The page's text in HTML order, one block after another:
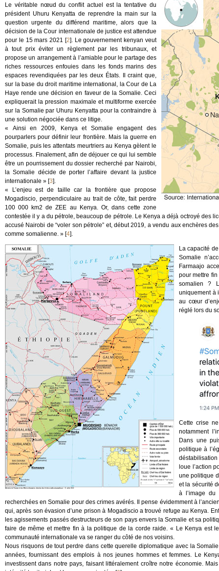
Le véritable nœud du conflit actuel est la tentative du
président Uhuru Kenyatta de reprendre la main sur la
question urgente du différend maritime, alors que la
décision de la Cour internationale de justice est attendue
pour le 15 mars 2021 [2]. Le gouvernement kenyan veut
à tout prix éviter un règlement par les tribunaux, et
propose un arrangement à l’amiable pour le partage des
riches ressources enfouies dans les fonds marins des
espaces revendiquées par les deux États. Il craint que,
sur la base du droit maritime international, la Cour de La
Haye rende une décision en faveur de la Somalie. Ceci
expliquerait la pression maximale et multiforme exercée
sur la Somalie par Uhuru Kenyatta pour la contraindre à
une solution négociée dans ce litige.
« Ainsi en 2009, Kenya et Somalie engagent des
pourparlers pour définir leur frontière. Mais la guerre en
Somalie, puis les attentats meurtriers au Kenya gèlent le
processus. Finalement, afin de déjouer ce qui lui semble
être un pourrissement du dossier recherché par Nairobi,
la Somalie décide de porter l’affaire devant la justice
internationale » [3].
« L’enjeu est de taille car la frontière que propose
Mogadiscio, perpendiculaire au trait de côte, fait perdre
100 000 km2 de ZEE au Kenya. Or, dans cette zone
contestée il y a du pétrole, beaucoup de pétrole. Le Kenya a déjà octroyé des
accusé Nairobi de “voler son pétrole” et, début 2019, a vendu aux enchères
comme somalienne. » [4].
La capacité
Somalie
Farmaajo
pour mettre
somalien ?
uniquement à
au cœur
réglé lors du
Cette crise
notamment
Dans une
politique à
loue l’action
une politique
et la sécurité
à l’image du
recherchées en Somalie pour des crimes avérés. Il pense évidemment à
qui, après son évasion d’une prison à Mogadiscio a trouvé refuge au Kenya.
les agissements passés destructeurs de son pays envers la Somalie et sa
faire de même et mettre fin à la politique de la corde raide. « Le Kenya est
communauté internationale va se ranger du côté de nos voisins.
Nous risquons de tout perdre dans cette querelle diplomatique avec la
années, fournissant des emplois à nos jeunes hommes et femmes. Le
investissent dans notre pays, faisant littéralement croître notre économie.